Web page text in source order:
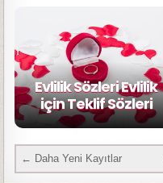
Evlilik Sözleri Evlilik
için Teklif Sözleri
← Daha Yeni Kayıtlar